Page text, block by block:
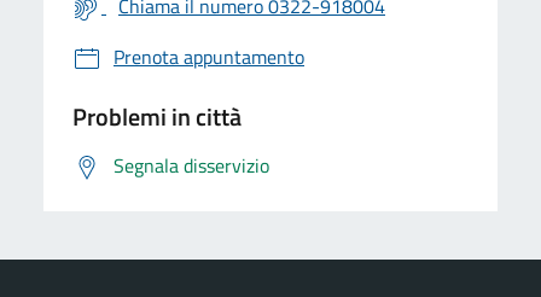
Prenota appuntamento
Problemi in città
Segnala disservizio